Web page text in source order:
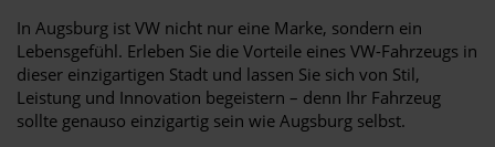
In Augsburg ist VW nicht nur eine Marke, sondern ein
Lebensgefühl. Erleben Sie die Vorteile eines VW-Fahrzeugs in
dieser einzigartigen Stadt und lassen Sie sich von Stil,
Leistung und Innovation begeistern – denn Ihr Fahrzeug
sollte genauso einzigartig sein wie Augsburg selbst.